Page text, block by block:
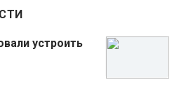
устроить